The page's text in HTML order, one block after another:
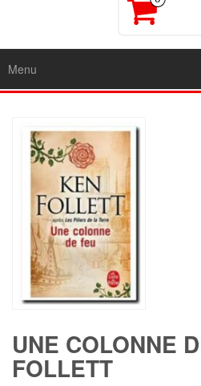
Menu
UNE COLONNE
FOLLETT